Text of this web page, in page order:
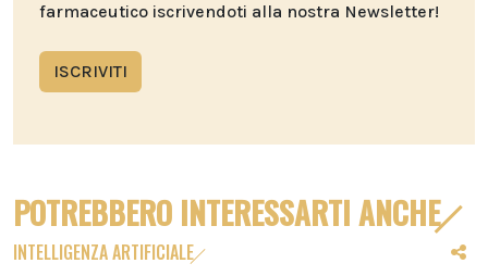
farmaceutico iscrivendoti alla nostra Newsletter!
ISCRIVITI
POTREBBERO INTERESSARTI ANCHE
INTELLIGENZA ARTIFICIALE